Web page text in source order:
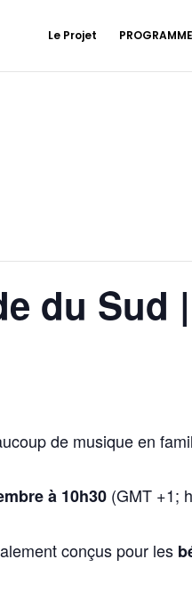
Le Projet PROGRAMME
du Sud
de musiqueen
à 10h30 (GMT +1;
conçus pour les